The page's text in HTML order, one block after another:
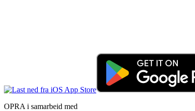
OPRA i samarbeid med